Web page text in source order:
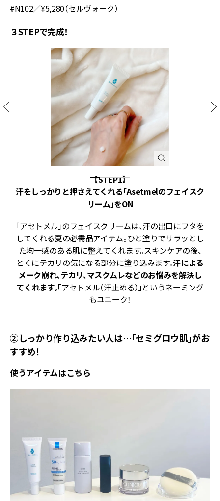
#N102／¥5,280（セルヴォーク）
３STEPで完成！
【STEP1】
汗をしっかりと押さえてくれる「Asetmelのフェイスク
リーム」をON
「アセトメル」のフェイスクリームは、汗の出口にフタを
してくれる夏の必需品アイテム。ひと塗りでサラッとし
た均一感のある肌に整えてくれます。スキンケアの後、
とくにテカリの気になる部分に塗り込みます。汗による
メーク崩れ、テカリ、マスクムレなどのお悩みを解決し
てくれます。「アセトメル（汗止める）」というネーミング
もユニーク！
②しっかり作り込みたい人は…「セミグロウ肌」がお
すすめ！
使うアイテムはこちら